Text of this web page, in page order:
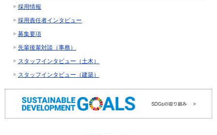
採用情報
採用責任者インタビュー
募集要項
先輩後輩対談（事務）
スタッフインタビュー（土木）
スタッフインタビュー（建築）